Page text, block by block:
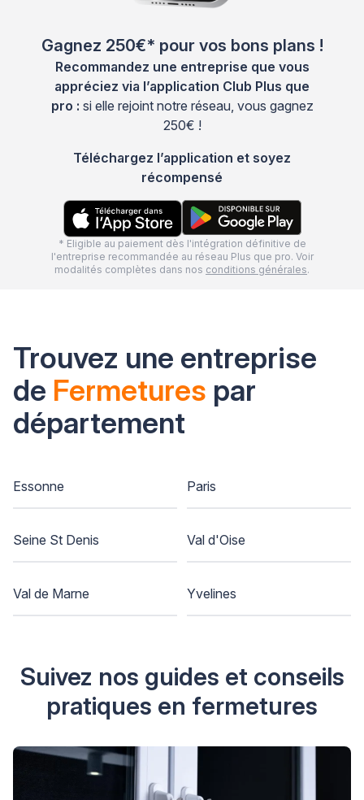
Gagnez 250€* pour vos bons plans !
Recommandez une entreprise que vous
appréciez via l’application Club Plus que
pro : si elle rejoint notre réseau, vous gagnez
250€ !
Téléchargez l’application et soyez
récompensé
* Eligible au paiement dès l'intégration définitive de
l'entreprise recommandée au réseau Plus que pro. Voir
modalités complètes dans nos conditions générales.
Trouvez une entreprise
de Fermetures par
département
Essonne Paris
Seine St Denis Val d'Oise
Val de Marne Yvelines
Suivez nos guides et conseils
pratiques en fermetures